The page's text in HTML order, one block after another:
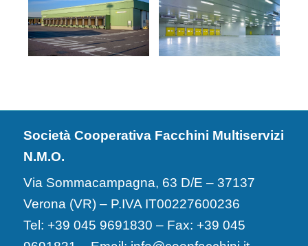
Società Cooperativa Facchini Multiservizi
N.M.O.
Via Sommacampagna, 63 D/E – 37137
Verona (VR) – P.IVA IT00227600236
Tel: +39 045 9691830 – Fax: +39 045